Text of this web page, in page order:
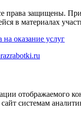
защищены. При
в материалах
на оказание услуг
отображаемого
системам